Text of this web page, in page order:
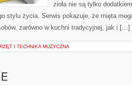
zioła nie są tylko
stylu życia. Serwis pokazuje, że mięta
zarówno w kuchni tradycyjnej, jak i […]
I TECHNIKA MUZYCZNA